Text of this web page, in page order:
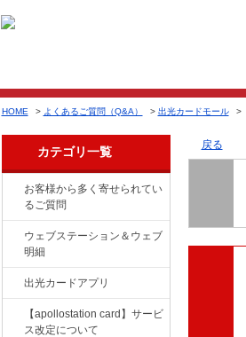
HOME > よくあるご質問（Q&A） > 出光カードモール >
カテゴリ一覧
お客様から多く寄せられてい
るご質問
ウェブステーション＆ウェブ
明細
出光カードアプリ
【apollostation card】サービ
ス改定について
戻る